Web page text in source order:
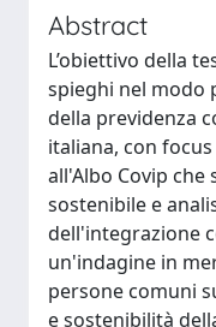
Abstract
L’obiettivo della
spieghi nel modo
della previdenza
italiana, con
all'Albo Covip
sostenibile e
dell'integrazione
un'indagine in
persone comuni
e sostenibilità